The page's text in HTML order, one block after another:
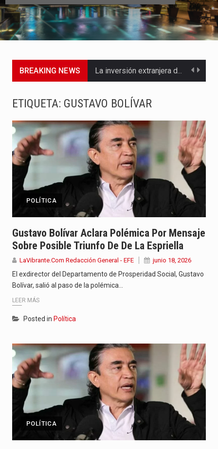
BREAKING NEWS La inversión extranjera directa en Colombia comenzó a dar señales…
La Alcaldía de Barranquilla puso en marcha un amplio plan…
Si eres un trader que prefiere lidiar con condiciones de…
Jhon Arias continúa consolidándose como una de las grandes figuras…
La cantautora venezolana Joaquina vuelve a sorprender a sus seguidores…
La investigación por la muerte de Kevin Arley Acosta Pico,…
ETIQUETA: GUSTAVO BOLÍVAR
POLÍTICA
Gustavo Bolívar Aclara Polémica Por Mensaje
Sobre Posible Triunfo De De La Espriella
LaVibrante.Com Redacción General - EFE junio 18, 2026
El exdirector del Departamento de Prosperidad Social, Gustavo
Bolívar, salió al paso de la polémica…
LEER MÁS
Posted in Política
POLÍTICA